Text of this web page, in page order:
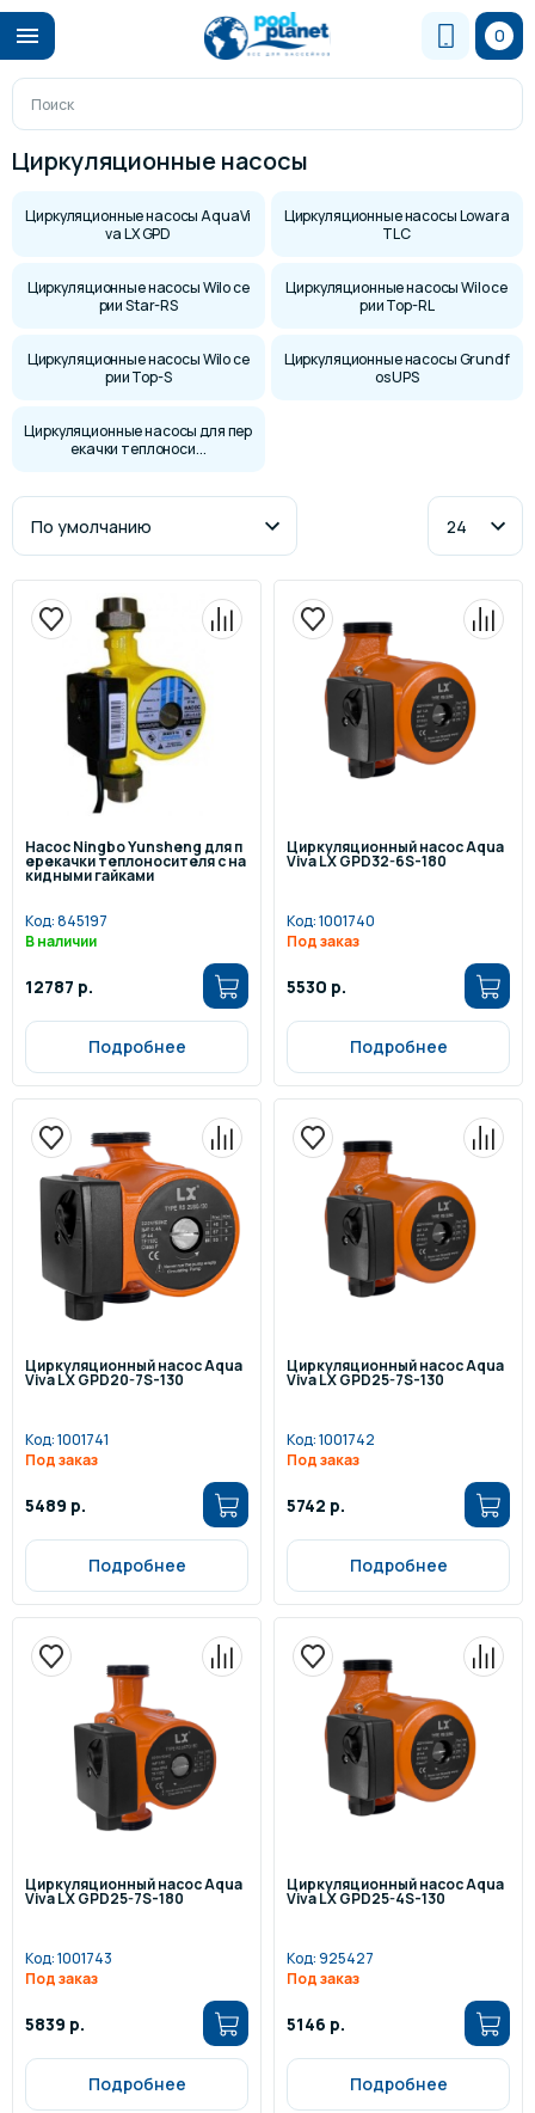
0
Циркуляционные насосы
Циркуляционные насосы AquaVi
va LX GPD
Циркуляционные насосы Lowara
TLC
Циркуляционные насосы Wilo се
рии Star-RS
Циркуляционные насосы Wilo се
рии Top-RL
Циркуляционные насосы Wilo се
рии Top-S
Циркуляционные насосы Grundf
os UPS
Циркуляционные насосы для пер
екачки теплоноси...
Насос Ningbo Yunsheng для п
ерекачки теплоносителя с на
кидными гайками
Код:845197
В наличии
12787 р.
Подробнее
Циркуляционный насос Aqua
Viva LX GPD32-6S-180
Код:1001740
Под заказ
5530 р.
Подробнее
Циркуляционный насос Aqua
Viva LX GPD20-7S-130
Код:1001741
Под заказ
5489 р.
Подробнее
Циркуляционный насос Aqua
Viva LX GPD25-7S-130
Код:1001742
Под заказ
5742 р.
Подробнее
Циркуляционный насос Aqua
Viva LX GPD25-7S-180
Код:1001743
Под заказ
5839 р.
Подробнее
Циркуляционный насос Aqua
Viva LX GPD25-4S-130
Код:925427
Под заказ
5146 р.
Подробнее